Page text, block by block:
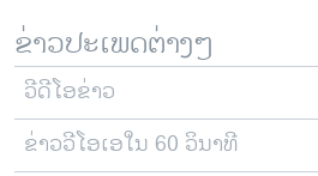
ຂ່າວປະເພດຕ່າງໆ
ວີດີໂອຂ່າວ
ຂ່າວວີໂອເອໃນ 60 ວິນາທີ